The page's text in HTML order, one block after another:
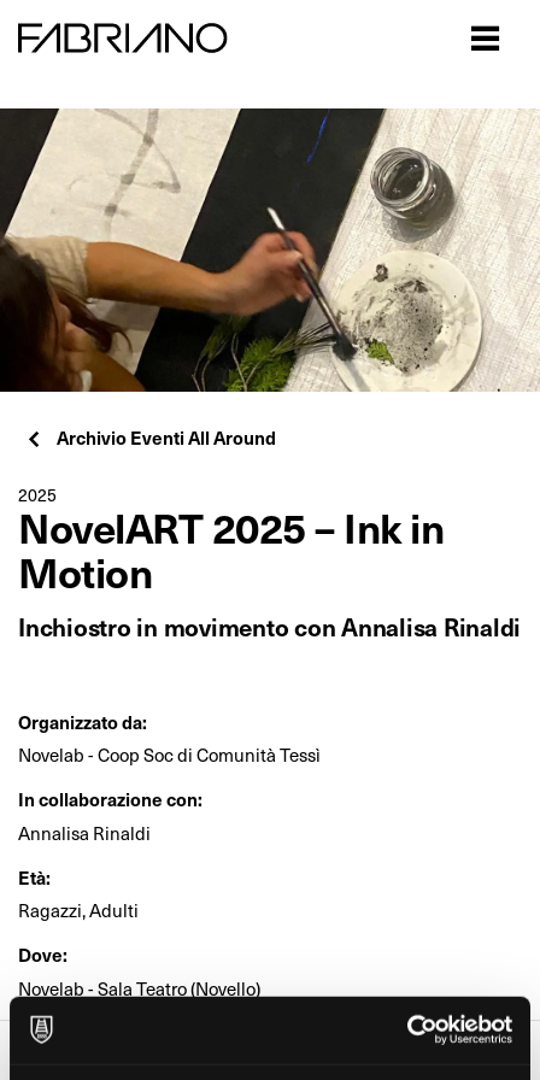
Archivio Eventi All Around
2025
NovelART 2025 – Ink in
Motion
Inchiostro in movimento con Annalisa Rinaldi
Organizzato da:
Novelab - Coop Soc di Comunità Tessì
In collaborazione con:
Annalisa Rinaldi
Età:
Ragazzi, Adulti
Dove:
Novelab - Sala Teatro (Novello)